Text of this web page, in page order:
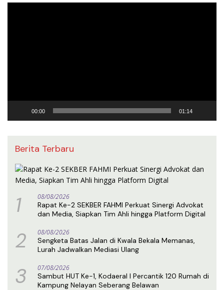
00:00 01:14
Berita Terbaru
1 08/08/2026
Rapat Ke-2 SEKBER FAHMI Perkuat Sinergi Advokat
dan Media, Siapkan Tim Ahli hingga Platform Digital
2 08/08/2026
Sengketa Batas Jalan di Kwala Bekala Memanas,
Lurah Jadwalkan Mediasi Ulang
3 07/08/2026
Sambut HUT Ke-1, Kodaeral I Percantik 120 Rumah di
Kampung Nelayan Seberang Belawan